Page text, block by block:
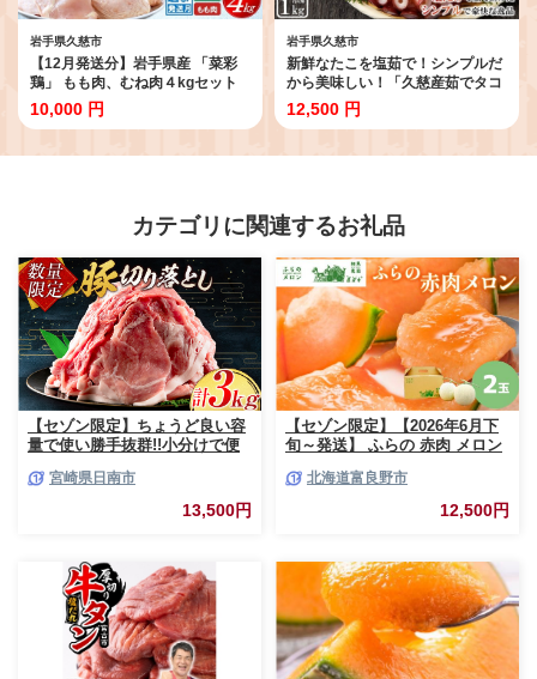
岩手県久慈市
【12月発送分】岩手県産 「菜彩
鶏」 もも肉、むね肉４kgセット
（各1kg×2袋 計4kg）国産 鶏肉
ブランド 鶏 もも むね カットなし
チキン 1.0kg入 計 4.0kg 若鶏 送
10,000 円
岩手県久慈市
新鮮なたこを塩茹で！シンプルだ
から美味しい！「久慈産茹でタコ
１kg（頭・足）」国産 三陸 岩手
久慈 茹で タコ たこ １kg 冷凍 刺
おかず 魚介 海鮮 漁師 めし 簡易包
12,500 円
カテゴリに関連するお礼品
【セゾン限定】ちょうど良い容
量で使い勝手抜群!!小分けで便
3kg お肉 豚肉 ポーク 国産 小分
け 真空パック 個包装 万能食材
おすすめ おかず 食品 炒め物 お
ぶ 焼肉 お祝い 記念日 ギフト
贈り物 贈答 プレゼント おすそ
分け 宮崎県 日南市 送料無料
_BCV1-24
宮崎県日南市
13,500円
【セゾン限定】【2026年6月下
旬～発送】 ふらの 赤肉 メロン
市 (相馬農園) メロン フルーツ
果物 新鮮 甘い 贈り物 ギフト
道産 ジューシー おやつ ふらの
北海道富良野市
12,500円